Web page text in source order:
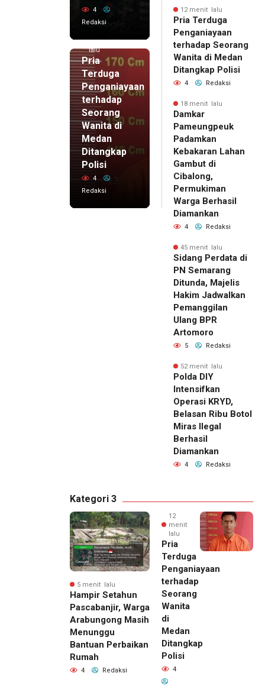
4
Redaksi
12 menit
lalu
Pria
Terduga
Penganiayaan
terhadap
Seorang
Wanita di
Medan
Ditangkap
Polisi
4
Redaksi
12 menit lalu
Pria Terduga
Penganiayaan
terhadap Seorang
Wanita di Medan
Ditangkap Polisi
4 Redaksi
18 menit lalu
Damkar
Pameungpeuk
Padamkan
Kebakaran Lahan
Gambut di
Cibalong,
Permukiman
Warga Berhasil
Diamankan
4 Redaksi
45 menit lalu
Sidang Perdata di
PN Semarang
Ditunda, Majelis
Hakim Jadwalkan
Pemanggilan
Ulang BPR
Artomoro
5 Redaksi
52 menit lalu
Polda DIY
Intensifkan
Operasi KRYD,
Belasan Ribu Botol
Miras Ilegal
Berhasil
Diamankan
4 Redaksi
Kategori 3
5 menit lalu
Hampir Setahun
Pascabanjir, Warga
Arabungong Masih
Menunggu
Bantuan Perbaikan
Rumah
4 Redaksi
12
menit
lalu
Pria
Terduga
Penganiayaan
terhadap
Seorang
Wanita
di
Medan
Ditangkap
Polisi
4